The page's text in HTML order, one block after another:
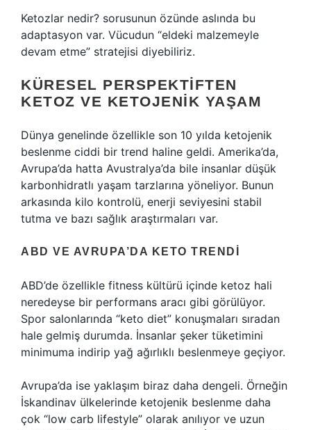
Ketozlar nedir? sorusunun özünde aslında bu
adaptasyon var. Vücudun “eldeki malzemeyle
devam etme” stratejisi diyebiliriz.
KÜRESEL PERSPEKTIFTEN
KETOZ VE KETOJENIK YAŞAM
Dünya genelinde özellikle son 10 yılda ketojenik
beslenme ciddi bir trend haline geldi. Amerika’da,
Avrupa’da hatta Avustralya’da bile insanlar düşük
karbonhidratlı yaşam tarzlarına yöneliyor. Bunun
arkasında kilo kontrolü, enerji seviyesini stabil
tutma ve bazı sağlık araştırmaları var.
ABD VE AVRUPA’DA KETO TRENDI
ABD’de özellikle fitness kültürü içinde ketoz hali
neredeyse bir performans aracı gibi görülüyor.
Spor salonlarında “keto diet” konuşmaları sıradan
hale gelmiş durumda. İnsanlar şeker tüketimini
minimuma indirip yağ ağırlıklı beslenmeye geçiyor.
Avrupa’da ise yaklaşım biraz daha dengeli. Örneğin
İskandinav ülkelerinde ketojenik beslenme daha
çok “low carb lifestyle” olarak anılıyor ve uzun